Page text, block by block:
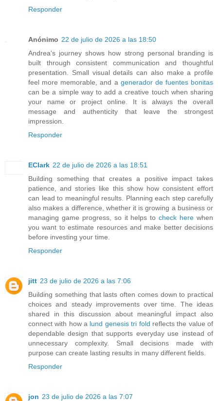
Responder
Anónimo 22 de julio de 2026 a las 18:50
Andrea's journey shows how strong personal branding is
built through consistent communication and thoughtful
presentation. Small visual details can also make a profile
feel more memorable, and a generador de fuentes bonitas
can be a simple way to add a creative touch when sharing
your name or project online. It is always the overall
message and authenticity that leave the strongest
impression.
Responder
EClark 22 de julio de 2026 a las 18:51
Building something that creates a positive impact takes
patience, and stories like this show how consistent effort
can lead to meaningful results. Planning each step carefully
also makes a difference, whether it is growing a business or
managing game progress, so it helps tocheck here when
you want to estimate resources and make better decisions
before investing your time.
Responder
jitt 23 de julio de 2026 a las 7:06
Building something that lasts often comes down to practical
choices and steady improvements over time. The ideas
shared in this discussion about meaningful impact also
connect with how a lund genesis tri fold reflects the value of
dependable design that supports everyday use instead of
unnecessary complexity. Small decisions made with
purpose can create lasting results in many different fields.
Responder
jon 23 de julio de 2026 a las 7:07